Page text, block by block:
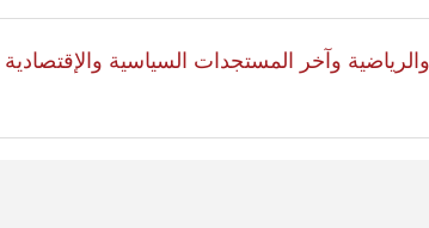
والرياضية وآخر المستجدات السياسية والإقتصادية